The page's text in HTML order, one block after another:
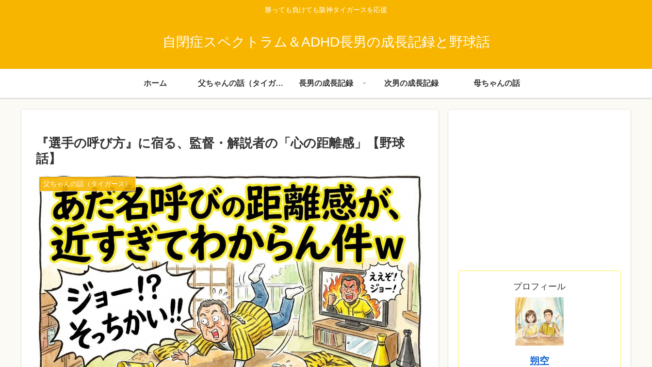
勝っても負けても阪神タイガースを応援
自閉症スペクトラム＆ADHD長男の成長記録と野球話
ホーム 父ちゃんの話（タイガース） 長男の成長記録 次男の成長記録 母ちゃんの話
『選手の呼び方』に宿る、監督・解説者の「心の距離感」【野球
話】
父ちゃんの話（タイガース）
プロフィール
朔空